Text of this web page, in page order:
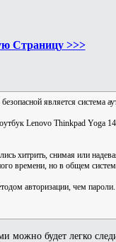
Страницу >>>
является система
Lenovo Thinkpad Yoga
хитрить, снимая или
времени, но в общем
авторизации, чем пароли.
можно будет легко